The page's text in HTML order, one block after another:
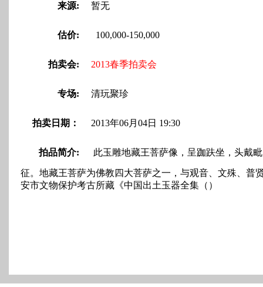
来源: 暂无
估价: 100,000-150,000
拍卖会: 2013春季拍卖会
专场: 清玩聚珍
拍卖日期： 2013年06月04日 19:30
拍品简介: 此玉雕地藏王菩萨像，呈跏趺坐，头戴
征。地藏王菩萨为佛教四大菩萨之一，与观音、文殊、普
安市文物保护考古所藏《中国出土玉器全集（）